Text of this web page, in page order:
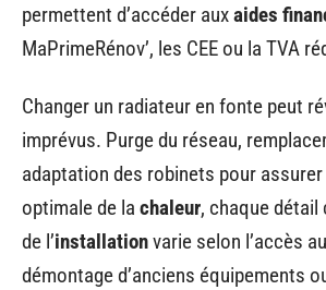
permettent d’accéder auxaides
MaPrimeRénov’, les CEE ou la TVA
Changer un radiateur en fonte peut
imprévus. Purge du réseau,
adaptation des robinets pour
optimale de la chaleur, chaque
de l’installationvarie selon l’accès
démontage d’anciens équipements